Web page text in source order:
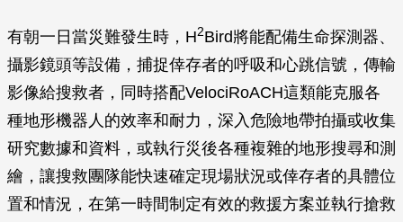
有朝一日當災難發生時，H2Bird將能配備生命探測器、
攝影鏡頭等設備，捕捉倖存者的呼吸和心跳信號，傳輸
影像給搜救者，同時搭配VelociRoACH這類能克服各
種地形機器人的效率和耐力，深入危險地帶拍攝或收集
研究數據和資料，或執行災後各種複雜的地形搜尋和測
繪，讓搜救團隊能快速確定現場狀況或倖存者的具體位
置和情況，在第一時間制定有效的救援方案並執行搶救